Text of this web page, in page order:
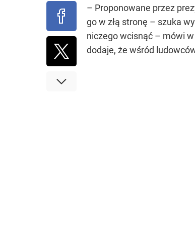
– Proponowane przez
go w złą stronę – szuka
niczego wcisnąć – mówi
dodaje, że wśród